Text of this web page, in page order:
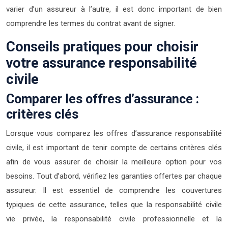
varier d’un assureur à l’autre, il est donc important de bien
comprendre les termes du contrat avant de signer.
Conseils pratiques pour choisir
votre assurance responsabilité
civile
Comparer les offres d’assurance :
critères clés
Lorsque vous comparez les offres d’assurance responsabilité
civile, il est important de tenir compte de certains critères clés
afin de vous assurer de choisir la meilleure option pour vos
besoins. Tout d’abord, vérifiez les garanties offertes par chaque
assureur. Il est essentiel de comprendre les couvertures
typiques de cette assurance, telles que la responsabilité civile
vie privée, la responsabilité civile professionnelle et la